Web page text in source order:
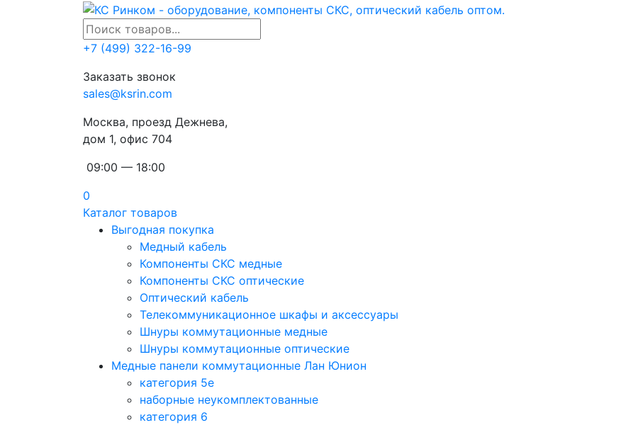
+7 (499) 322-16-99
Заказать звонок
sales@ksrin.com
Москва, проезд Дежнева,
дом 1, офис 704
09:00 — 18:00
0
Каталог товаров
Выгодная покупка
Медный кабель
Компоненты СКС медные
Компоненты СКС оптические
Оптический кабель
Телекоммуникационное шкафы и аксессуары
Шнуры коммутационные медные
Шнуры коммутационные оптические
Медные панели коммутационные Лан Юнион
категория 5e
наборные неукомплектованные
категория 6